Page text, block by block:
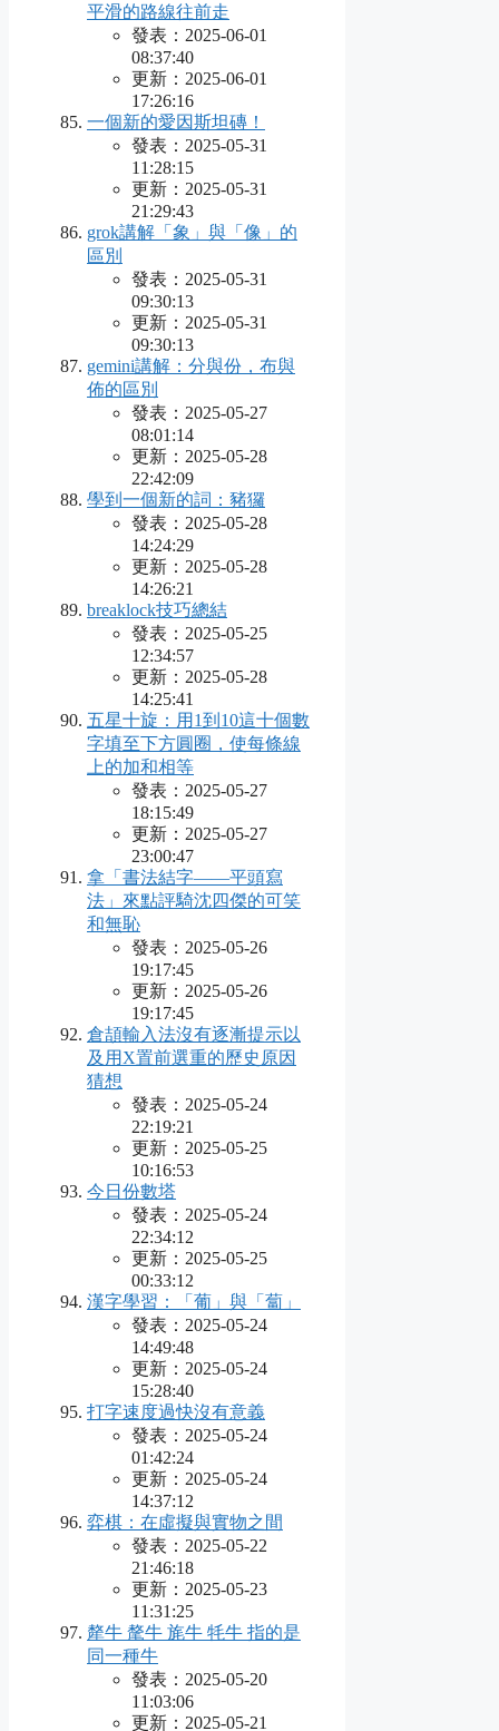
平滑的路線往前走
發表：2025-06-01
08:37:40
更新：2025-06-01
17:26:16
一個新的愛因斯坦磚！
發表：2025-05-31
11:28:15
更新：2025-05-31
21:29:43
grok講解「象」與「像」的
區別
發表：2025-05-31
09:30:13
更新：2025-05-31
09:30:13
gemini講解：分與份，布與
佈的區別
發表：2025-05-27
08:01:14
更新：2025-05-28
22:42:09
學到一個新的詞：豬玀
發表：2025-05-28
14:24:29
更新：2025-05-28
14:26:21
breaklock技巧總結
發表：2025-05-25
12:34:57
更新：2025-05-28
14:25:41
五星十旋：用1到10這十個數
字填至下方圓圈，使每條線
上的加和相等
發表：2025-05-27
18:15:49
更新：2025-05-27
23:00:47
拿「書法結字——平頭寫
法」來點評騎沈四傑的可笑
和無恥
發表：2025-05-26
19:17:45
更新：2025-05-26
19:17:45
倉頡輸入法沒有逐漸提示以
及用X置前選重的歷史原因
猜想
發表：2025-05-24
22:19:21
更新：2025-05-25
10:16:53
今日份數塔
發表：2025-05-24
22:34:12
更新：2025-05-25
00:33:12
漢字學習：「葡」與「蔔」
發表：2025-05-24
14:49:48
更新：2025-05-24
15:28:40
打字速度過快沒有意義
發表：2025-05-24
01:42:24
更新：2025-05-24
14:37:12
弈棋：在虛擬與實物之間
發表：2025-05-22
21:46:18
更新：2025-05-23
11:31:25
犛牛 氂牛 旄牛 牦牛 指的是
同一種牛
發表：2025-05-20
11:03:06
更新：2025-05-21